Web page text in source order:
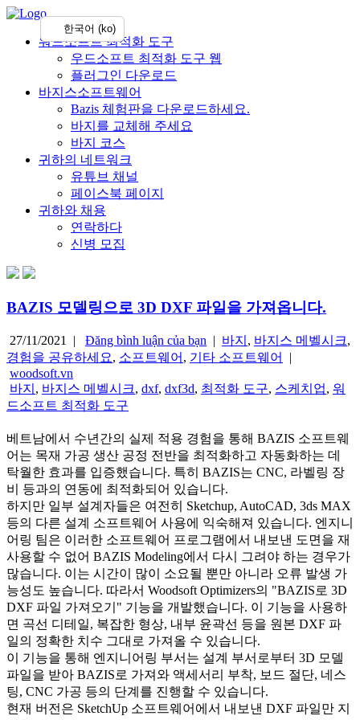
워드소프트 최적화 도구
우드소프트 최적화 도구 웹
플러그인 다운로드
바지스소프트웨어
Bazis 체험판을 다운로드하세요.
바지를 교체해 주세요
바지 코스
귀하의 네트워크
유튜브 채널
페이스북 페이지
귀하와 채용
연락하다
신병 모집
BAZIS 모델링으로 3D DXF 파일을 가져옵니다.
27/11/2021 | Đăng bình luận của bạn | 바지 , 바지스 메벨시크,
경험을 공유하세요, 소프트웨어 , 기타 소프트웨어
|
woodsoft.vn
바지 , 바지스 메벨시크, dxf, dxf3d, 최적화 도구, 스케치업, 워
드소프트 최적화 도구
베트남에서 수년간의 실제 적용 경험을 통해 BAZIS 소프트웨
어는 목재 가공 생산 공정 전반을 최적화하고 자동화하는 데
탁월한 효과를 입증했습니다. 특히 BAZIS는 CNC, 라벨링 장
비 등과의 연동에 최적화되어 있습니다.
하지만 일부 설계자들은 여전히 Sketchup, AutoCAD, 3ds MAX
등의 다른 설계 소프트웨어 사용에 익숙해져 있습니다. 엔지니
어링 팀은 이러한 소프트웨어 프로그램에서 내보낸 도면을 재
사용할 수 없어 BAZIS Modeling에서 다시 그려야 하는 경우가
많습니다. 이는 시간이 많이 소요될 뿐만 아니라 오류 발생 가
능성도 높습니다. 따라서 Woodsoft Optimizers의 "BAZIS로 3D
DXF 파일 가져오기" 기능을 개발했습니다. 이 기능을 사용하
면 곡선 디테일, 복잡한 형상, 내부 윤곽선 등을 원본 DXF 파
일의 정확한 치수 그대로 가져올 수 있습니다.
이 기능을 통해 엔지니어링 부서는 설계 부서로부터 3D 모델
파일을 받아 BAZIS로 가져와 액세서리 부착, 보드 절단, 네스
팅, CNC 가공 등의 단계를 진행할 수 있습니다.
현재 버전은 SketchUp 소프트웨어에서 내보낸 DXF 파일만 지
한국어 (ko)